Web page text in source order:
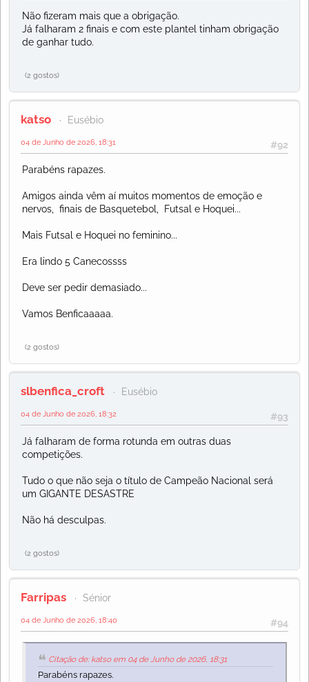
Não fizeram mais que a obrigação.
Já falharam 2 finais e com este plantel tinham obrigação
de ganhar tudo.
(2 gostos)
katso Eusébio
#92
04 de Junho de 2026, 18:31
Parabéns rapazes.
Amigos ainda vêm aí muitos momentos de emoção e
nervos, finais de Basquetebol, Futsal e Hoquei...
Mais Futsal e Hoquei no feminino...
Era lindo 5 Canecossss
Deve ser pedir demasiado...
Vamos Benficaaaaa.
(2 gostos)
slbenfica_croft Eusébio
#93
04 de Junho de 2026, 18:32
Já falharam de forma rotunda em outras duas
competições.
Tudo o que não seja o título de Campeão Nacional será
um GIGANTE DESASTRE
Não há desculpas.
(2 gostos)
Farripas Sénior
#94
04 de Junho de 2026, 18:40
Citação de: katso em 04 de Junho de 2026, 18:31
Parabéns rapazes.